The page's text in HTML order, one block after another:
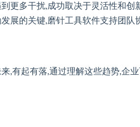
更多干扰,成功取决于灵活性和
展的关键,磨针工具软件支持团
,有起有落,通过理解这些趋势,企